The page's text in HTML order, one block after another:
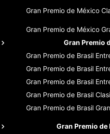
Gran Premio de México
Gran Premio de México
Gran Premio
Gran Premio de Brasil
Gran Premio de Brasil
Gran Premio de Brasil
Gran Premio de Brasil
Gran Premio de Brasil
Gran Premio de